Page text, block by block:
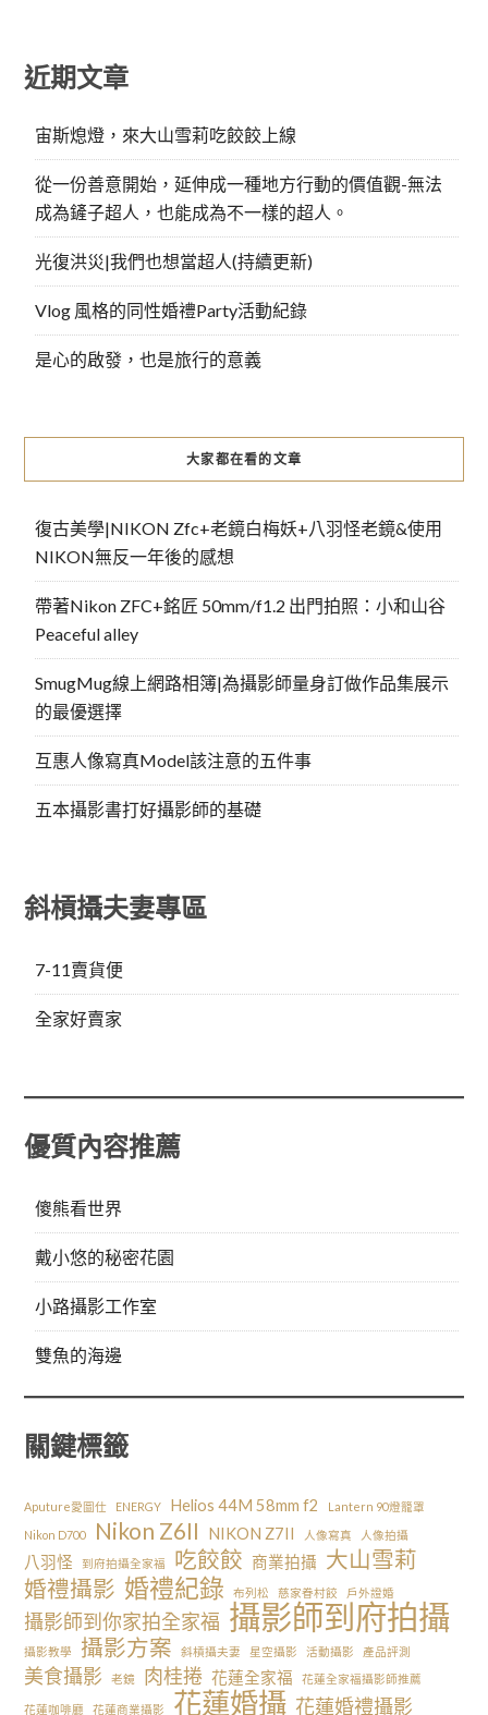
近期文章
宙斯熄燈，來大山雪莉吃餃餃上線
從一份善意開始，延伸成一種地方行動的價值觀-無法
成為鏟子超人，也能成為不一樣的超人。
光復洪災|我們也想當超人(持續更新)
Vlog 風格的同性婚禮Party活動紀錄
是心的啟發，也是旅行的意義
大家都在看的文章
復古美學|NIKON Zfc+老鏡白梅妖+八羽怪老鏡&使用
NIKON無反一年後的感想
帶著Nikon ZFC+銘匠 50mm/f1.2 出門拍照：小和山谷
Peaceful alley
SmugMug線上網路相簿|為攝影師量身訂做作品集展示
的最優選擇
互惠人像寫真Model該注意的五件事
五本攝影書打好攝影師的基礎
斜槓攝夫妻專區
7-11賣貨便
全家好賣家
優質內容推薦
傻熊看世界
戴小悠的秘密花園
小路攝影工作室
雙魚的海邊
關鍵標籤
Aputure愛圖仕 ENERGY Helios 44M 58mm f2
Lantern 90燈籠罩
Nikon D700
Nikon Z6II NIKON Z7II 人像寫真 人像拍攝
八羽怪 到府拍攝全家福 吃餃餃 商業拍攝 大山雪莉
婚禮攝影 婚禮紀錄 布列松 慈家眷村餃 戶外證婚
攝影師到你家拍全家福 攝影師到府拍攝
攝影教學 攝影方案 斜槓攝夫妻 星空攝影 活動攝影 產品評測
美食攝影 老鏡 肉桂捲 花蓮全家福 花蓮全家福攝影師推薦
花蓮咖啡廳 花蓮商業攝影 花蓮婚攝 花蓮婚禮攝影